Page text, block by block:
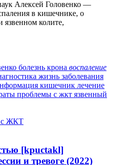
Алексей Головенко —
в кишечнике, о
язвенном колите,
болезнь крона воспаление
жизнь заболевания
кишечник лечение
проблемы с жкт язвенный
с ЖКТ
[kpuctakl]
и тревоге (2022)